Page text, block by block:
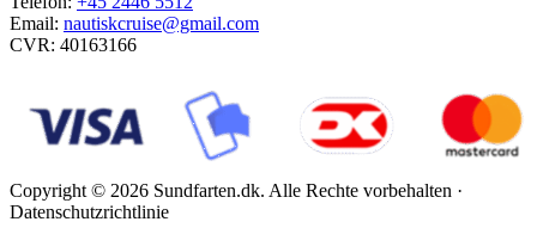
Email: nautiskcruise@gmail.com
CVR: 40163166
Copyright © 2026 Sundfarten.dk. Alle Rechte vorbehalten ·
Datenschutzrichtlinie